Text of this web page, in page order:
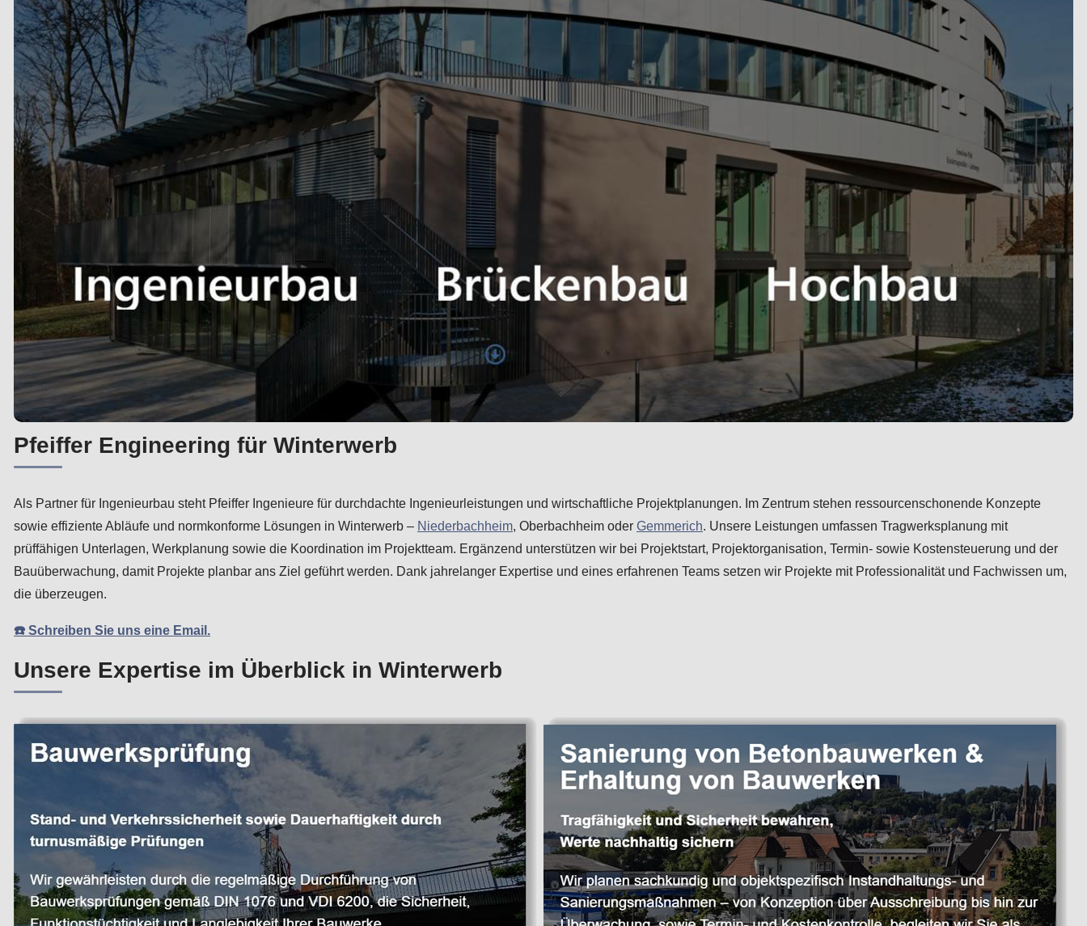
Pfeiffer Engineering für Winterwerb
Als Partner für Ingenieurbau steht Pfeiffer Ingenieure für durchdachte Ingenieurleistungen und wirtschaftliche Projektplanungen. Im Zentrum stehen ressourcenschonende Konzepte
sowie effiziente Abläufe und normkonforme Lösungen in Winterwerb – Niederbachheim, Oberbachheim oder Gemmerich. Unsere Leistungen umfassen Tragwerksplanung mit
prüffähigen Unterlagen, Werkplanung sowie die Koordination im Projektteam. Ergänzend unterstützen wir bei Projektstart, Projektorganisation, Termin- sowie Kostensteuerung und der
Bauüberwachung, damit Projekte planbar ans Ziel geführt werden. Dank jahrelanger Expertise und eines erfahrenen Teams setzen wir Projekte mit Professionalität und Fachwissen um,
die überzeugen.
☎️ Schreiben Sie uns eine Email.
Unsere Expertise im Überblick in Winterwerb